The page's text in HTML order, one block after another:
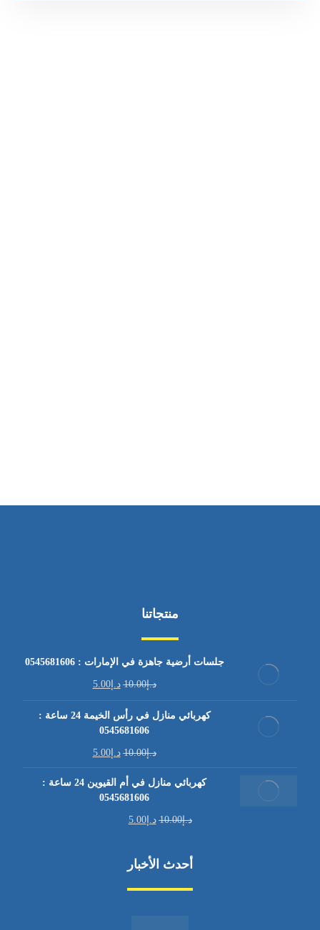
منتجاتنا
جلسات أرضية جاهزة في الإمارات : 0545681606
د.إ10.00 د.إ5.00
كهربائي منازل في رأس الخيمة 24 ساعة :
0545681606
د.إ10.00 د.إ5.00
كهربائي منازل في أم القيوين 24 ساعة :
0545681606
د.إ10.00 د.إ5.00
أحدث الأخبار